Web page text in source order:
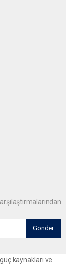
Gönder
kaynakları ve